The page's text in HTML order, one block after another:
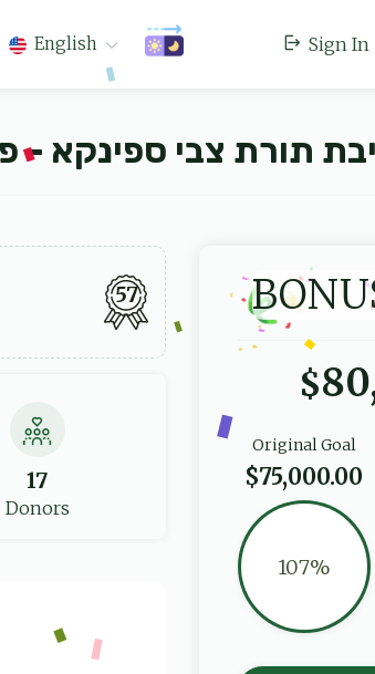
English Sign In
תורת צבי ספינקא -
57
17
Donors
$
Original Goal
$75,000.00
107%